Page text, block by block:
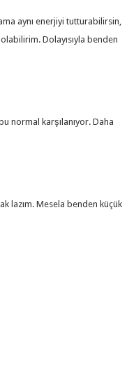
aynı enerjiyi tutturabilirsin,
Dolayısıyla benden
normal karşılanıyor. Daha
lazım. Mesela benden küçük